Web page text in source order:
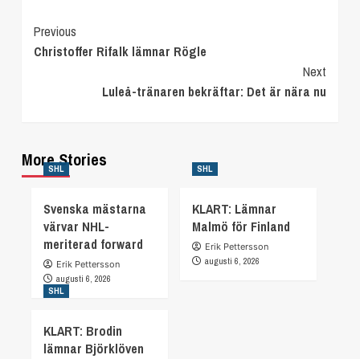
Continue
Reading
Previous
Christoffer Rifalk lämnar Rögle
Next
Luleå-tränaren bekräftar: Det är nära nu
More Stories
SHL
Svenska mästarna
värvar NHL-
meriterad forward
Erik Pettersson
augusti 6, 2026
SHL
KLART: Lämnar
Malmö för Finland
Erik Pettersson
augusti 6, 2026
SHL
KLART: Brodin
lämnar Björklöven